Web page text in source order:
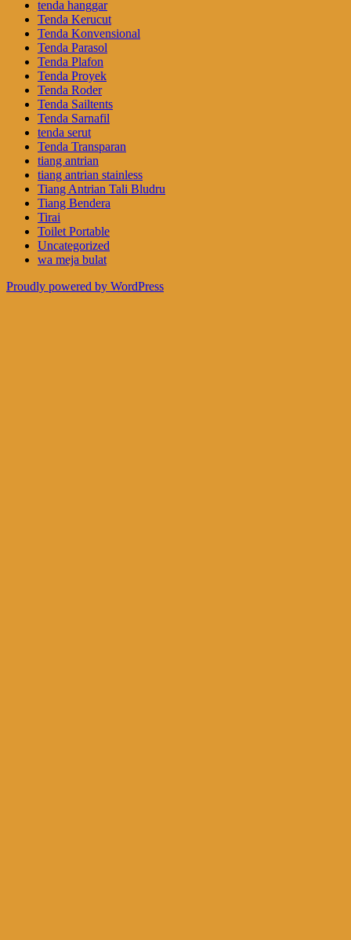
tenda hanggar
Tenda Kerucut
Tenda Konvensional
Tenda Parasol
Tenda Plafon
Tenda Proyek
Tenda Roder
Tenda Sailtents
Tenda Sarnafil
tenda serut
Tenda Transparan
tiang antrian
tiang antrian stainless
Tiang Antrian Tali Bludru
Tiang Bendera
Tirai
Toilet Portable
Uncategorized
wa meja bulat
Proudly powered by WordPress